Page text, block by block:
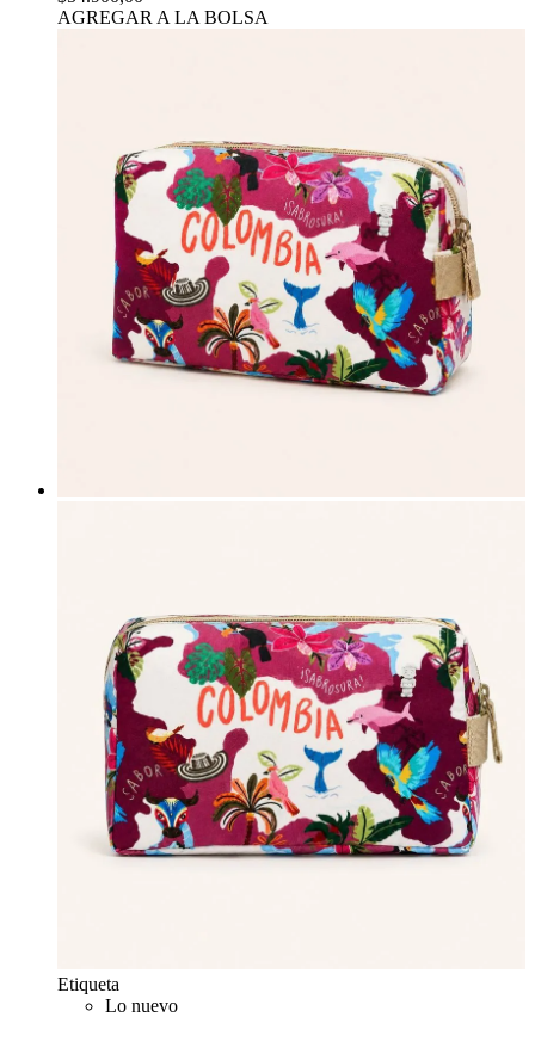
AGREGAR A LA BOLSA
Etiqueta
Lo nuevo